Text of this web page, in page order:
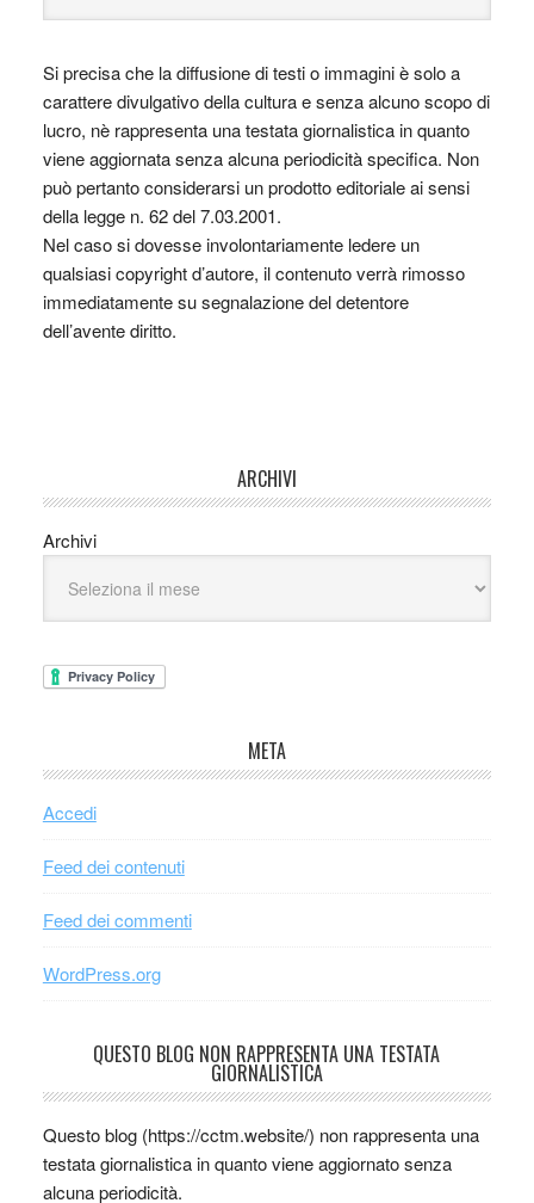
Si precisa che la diffusione di testi o immagini è solo a
carattere divulgativo della cultura e senza alcuno scopo di
lucro, nè rappresenta una testata giornalistica in quanto
viene aggiornata senza alcuna periodicità specifica. Non
può pertanto considerarsi un prodotto editoriale ai sensi
della legge n. 62 del 7.03.2001.
Nel caso si dovesse involontariamente ledere un
qualsiasi copyright d’autore, il contenuto verrà rimosso
immediatamente su segnalazione del detentore
dell’avente diritto.
ARCHIVI
Archivi
META
Accedi
Feed dei contenuti
Feed dei commenti
WordPress.org
QUESTO BLOG NON RAPPRESENTA UNA TESTATA
GIORNALISTICA
Questo blog (https://cctm.website/) non rappresenta una
testata giornalistica in quanto viene aggiornato senza
alcuna periodicità.